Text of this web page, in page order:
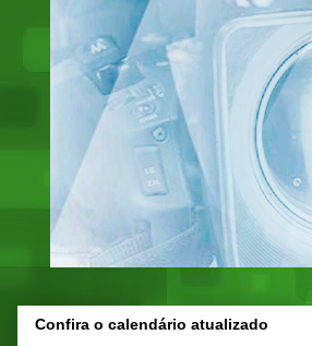
Confira o calendário atualizado